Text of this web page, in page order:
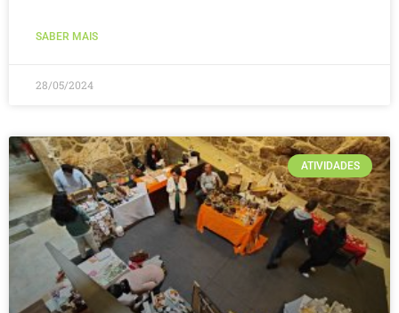
SABER MAIS
28/05/2024
ATIVIDADES